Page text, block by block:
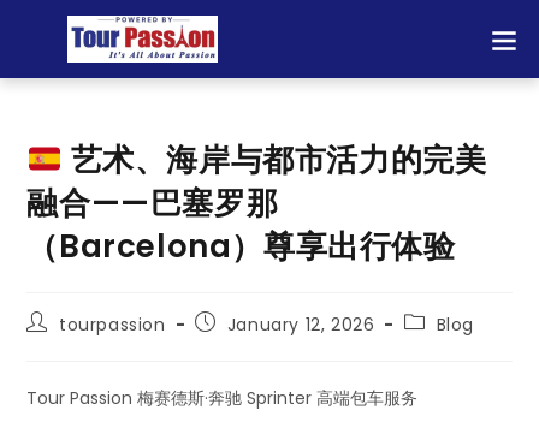
艺术、海岸与都市活力的完美
融合——巴塞罗那
（Barcelona）尊享出行体验
tourpassion January 12, 2026 Blog
Tour Passion 梅赛德斯·奔驰 Sprinter 高端包车服务